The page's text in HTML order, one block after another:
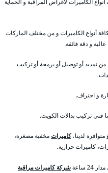
أنواع الكاميرات و من مختلف الماركات
و دقة فائقة.
تمديد أو توصيل أو برمجة أو تركيب
و احتراف.
فني تركيب بدالات الكويت.
متوافرة لدينا،كاميراتمخفية مصغرة،
كاميرات حرارية.
ساعة
شركة كاميرات مراقبة